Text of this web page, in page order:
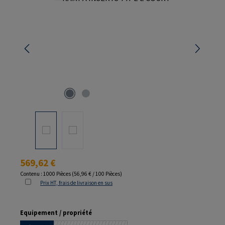
Prix régulier :
569,62 €
Contenu : 1000 Pièces (56,96 € / 100 Pièces)
Prix HT, frais de livraison en sus
Sélectionnez
Equipement / propriété